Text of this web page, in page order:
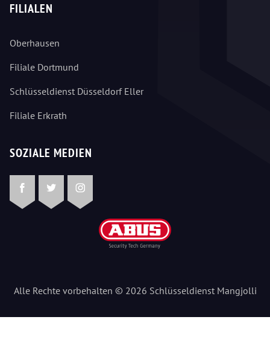
FILIALEN
Oberhausen
Filiale Dortmund
Schlüsseldienst Düsseldorf Eller
Filiale Erkrath
SOZIALE MEDIEN
FacebookTwitterInstagram
Alle Rechte vorbehalten © 2026 Schlüsseldienst Mangjolli